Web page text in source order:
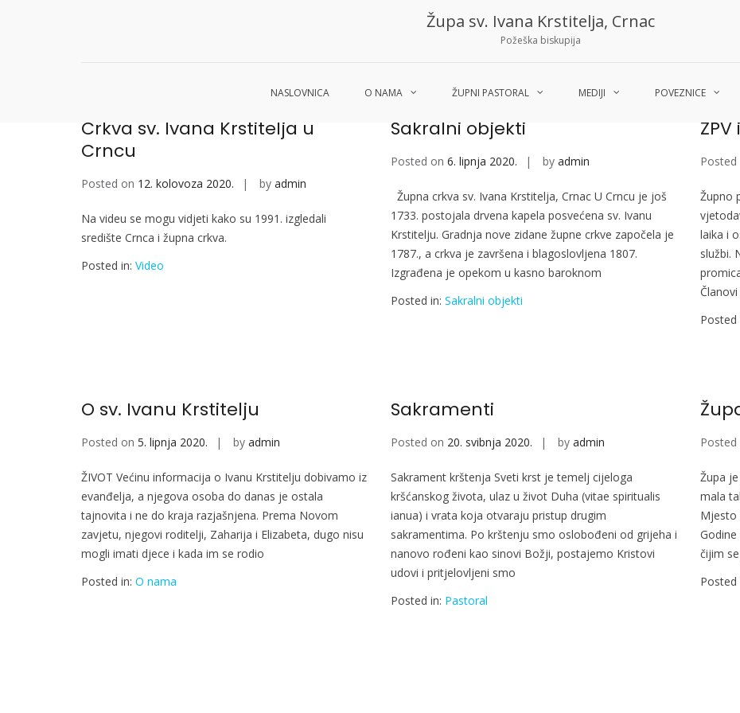
Župa sv. Ivana Krstitelja, Crnac
Požeška biskupija
NASLOVNICA O NAMA ŽUPNI PASTORAL MEDIJI POVEZNICE
Crkva sv. Ivana Krstitelja u
Crncu
Posted on 12. kolovoza 2020. by admin
Na videu se mogu vidjeti kako su 1991. izgledali
središte Crnca i župna crkva.
Posted in: Video
Sakralni objekti
Posted on 6. lipnja 2020. by admin
Župna crkva sv. Ivana Krstitelja, Crnac U Crncu je još
1733. postojala drvena kapela posvećena sv. Ivanu
Krstitelju. Gradnja nove zidane župne crkve započela je
1787., a crkva je završena i blagoslovljena 1807.
Izgrađena je opekom u kasno baroknom
Posted in: Sakralni objekti
ŽPV
Posted
Župno
laika i
službi.
Posted
O sv. Ivanu Krstitelju
Posted on 5. lipnja 2020. by admin
ŽIVOT Većinu informacija o Ivanu Krstitelju dobivamo iz
evanđelja, a njegova osoba do danas je ostala
tajnovita i ne do kraja razjašnjena. Prema Novom
zavjetu, njegovi roditelji, Zaharija i Elizabeta, dugo nisu
mogli imati djece i kada im se rodio
Posted in: O nama
Sakramenti
Posted on 20. svibnja 2020. by admin
Sakrament krštenja Sveti krst je temelj cijeloga
kršćanskog života, ulaz u život Duha (vitae spiritualis
ianua) i vrata koja otvaraju pristup drugim
sakramentima. Po krštenju smo oslobođeni od grijeha i
nanovo rođeni kao sinovi Božji, postajemo Kristovi
udovi i pritjelovljeni smo
Posted in: Pastoral
Posted
Župa
mala
Mjesto
čijim
Posted